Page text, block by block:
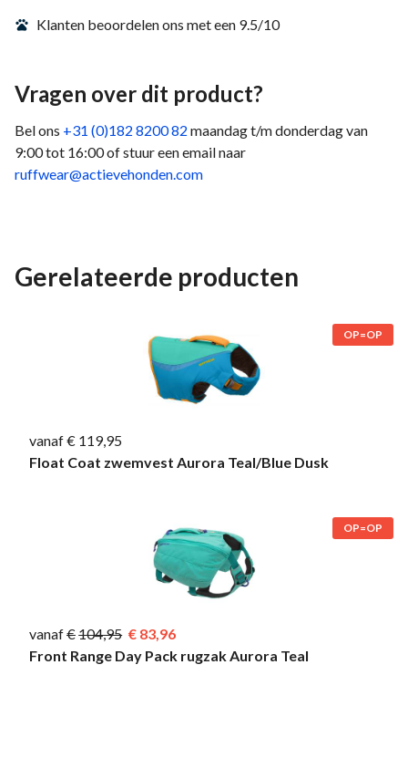
Klanten beoordelen ons met een 9.5/10
Vragen over dit product?
Bel ons +31 (0)182 8200 82 maandag t/m donderdag van
9:00 tot 16:00 of stuur een email naar
ruffwear@actievehonden.com
Gerelateerde producten
OP=OP
vanaf € 119,95
Float Coat zwemvest Aurora Teal/Blue Dusk
OP=OP
vanaf 104,95
83,96
Front Range Day Pack rugzak Aurora Teal